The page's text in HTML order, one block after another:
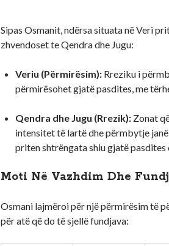
Sipas Osmanit, ndërsa situata në Veri
zhvendoset te Qendra dhe Jugu:
Veriu (Përmirësim): Rreziku i
përmirësohet gjatë pasdites, me
Qendra dhe Jugu (Rrezik): Zonat
intensitet të lartë dhe përmbytje
priten shtrëngata shiu gjatë pasdites
Moti Në Vazhdim Dhe
Osmani lajmëroi për një përmirësim të
për atë që do të sjellë fundjava: